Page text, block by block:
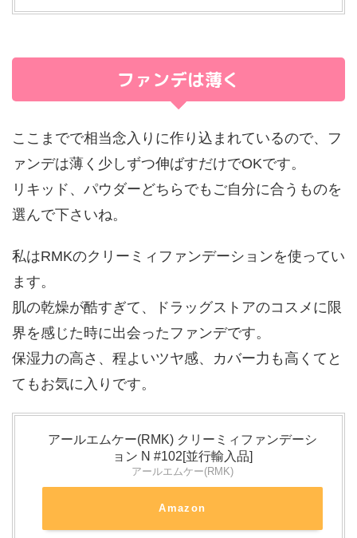
ファンデは薄く
ここまでで相当念入りに作り込まれているので、フ
ァンデは薄く少しずつ伸ばすだけでOKです。
リキッド、パウダーどちらでもご自分に合うものを
選んで下さいね。
私はRMKのクリーミィファンデーションを使ってい
ます。
肌の乾燥が酷すぎて、ドラッグストアのコスメに限
界を感じた時に出会ったファンデです。
保湿力の高さ、程よいツヤ感、カバー力も高くてと
てもお気に入りです。
アールエムケー(RMK) クリーミィファンデーシ
ョン N #102[並行輸入品]
アールエムケー(RMK)
Amazon